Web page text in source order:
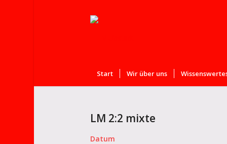
Start Wir über uns
LM 2:2 mixte
Datum